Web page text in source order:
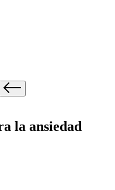
la ansiedad